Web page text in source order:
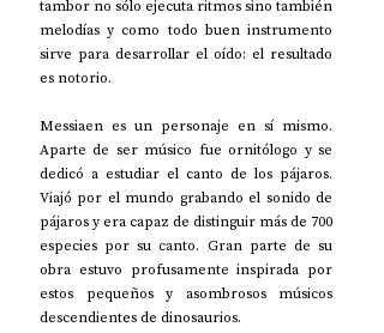
tambor no sólo ejecuta ritmos sino también
melodías y como todo buen instrumento
sirve para desarrollar el oído: el resultado
es notorio.
Messiaen es un personaje en sí mismo.
Aparte de ser músico fue ornitólogo y se
dedicó a estudiar el canto de los pájaros.
Viajó por el mundo grabando el sonido de
pájaros y era capaz de distinguir más de 700
especies por su canto. Gran parte de su
obra estuvo profusamente inspirada por
estos pequeños y asombrosos músicos
descendientes de dinosaurios.